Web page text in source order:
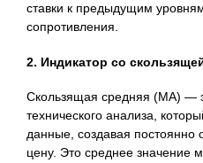
ставки к предыдущим
сопротивления.
2. Индикатор со
Скользящая средняя (MA) —
технического анализа,
данные, создавая
цену. Это среднее значение